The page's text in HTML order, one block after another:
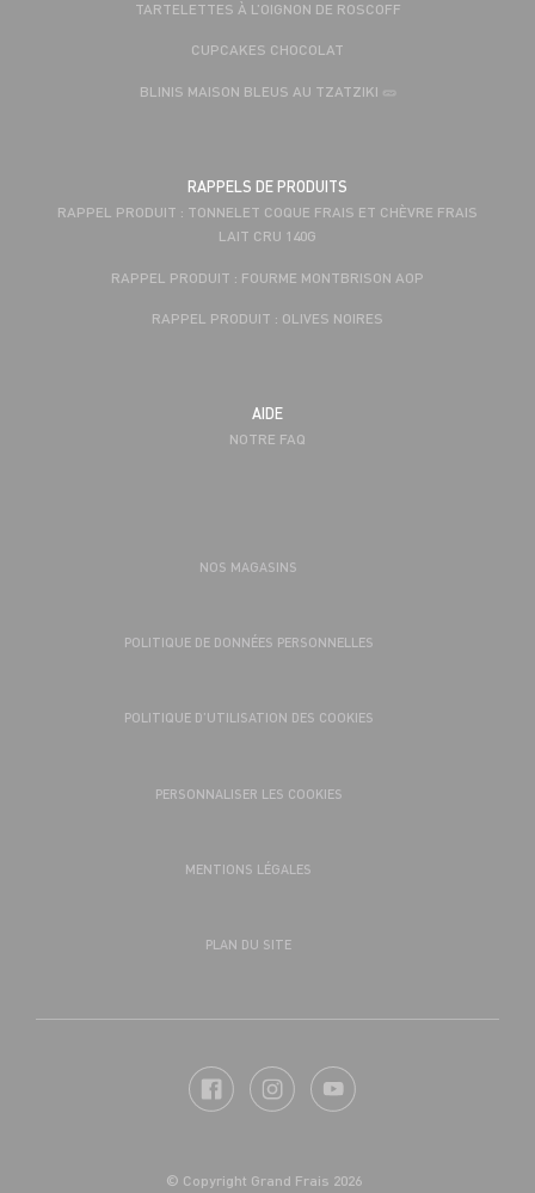
TARTELETTES À L’OIGNON DE ROSCOFF
CUPCAKES CHOCOLAT
BLINIS MAISON BLEUS AU TZATZIKI 🥒
RAPPELS DE PRODUITS
RAPPEL PRODUIT : TONNELET COQUE FRAIS ET CHÈVRE FRAIS
LAIT CRU 140G
RAPPEL PRODUIT : FOURME MONTBRISON AOP
RAPPEL PRODUIT : OLIVES NOIRES
AIDE
NOTRE FAQ
NOS MAGASINS
POLITIQUE DE DONNÉES PERSONNELLES
POLITIQUE D’UTILISATION DES COOKIES
PERSONNALISER LES COOKIES
MENTIONS LÉGALES
PLAN DU SITE
© Copyright Grand Frais 2026